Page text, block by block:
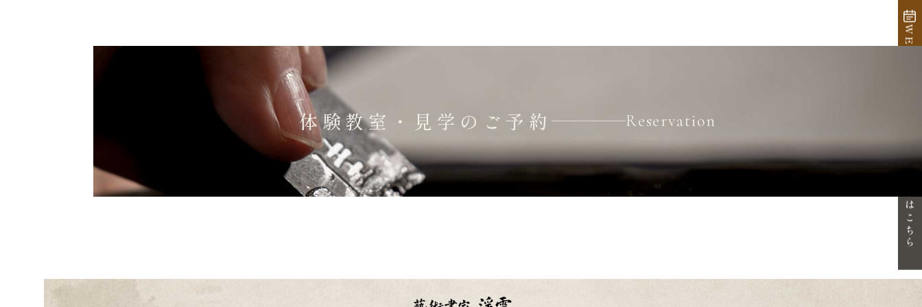
WEB予約
体験・見学はこちら
体験教室・見学のご予約 Reservation